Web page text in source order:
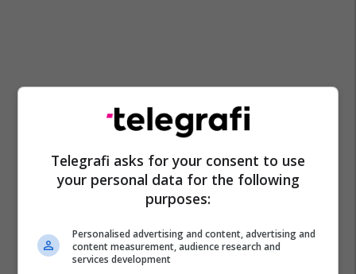
Komuna E Krivogashtanit
Telegrafi asks for your consent to use
your personal data for the following
purposes:
Personalised advertising and content, advertising and
content measurement, audience research and
services development